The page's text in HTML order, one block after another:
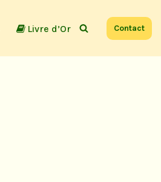
Livre d’Or Contact